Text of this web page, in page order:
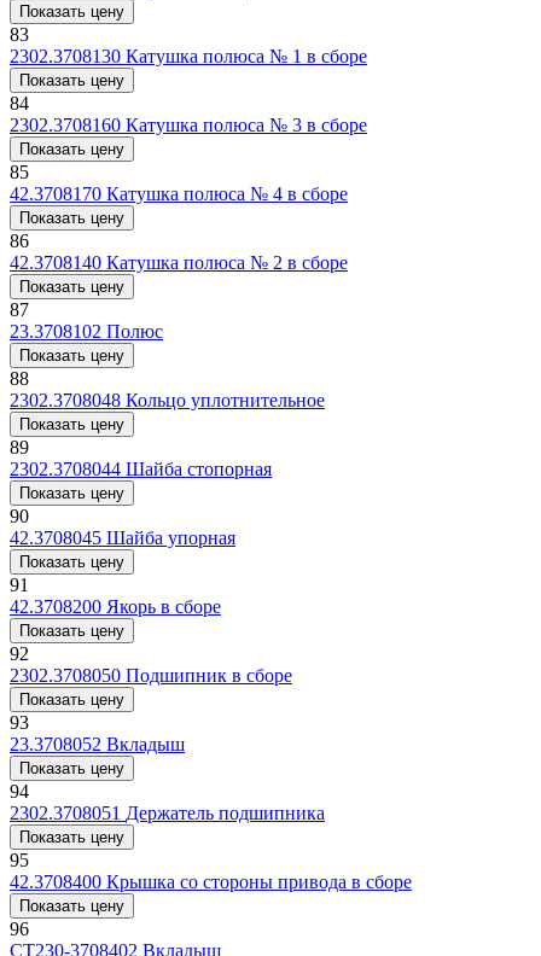
Показать цену
83
2302.3708130 Катушка полюса № 1 в сборе
Показать цену
84
2302.3708160 Катушка полюса № 3 в сборе
Показать цену
85
42.3708170 Катушка полюса № 4 в сборе
Показать цену
86
42.3708140 Катушка полюса № 2 в сборе
Показать цену
87
23.3708102 Полюс
Показать цену
88
2302.3708048 Кольцо уплотнительное
Показать цену
89
2302.3708044 Шайба стопорная
Показать цену
90
42.3708045 Шайба упорная
Показать цену
91
42.3708200 Якорь в сборе
Показать цену
92
2302.3708050 Подшипник в сборе
Показать цену
93
23.3708052 Вкладыш
Показать цену
94
2302.3708051 Держатель подшипника
Показать цену
95
42.3708400 Крышка со стороны привода в сборе
Показать цену
96
СТ230-3708402 Вкладыш